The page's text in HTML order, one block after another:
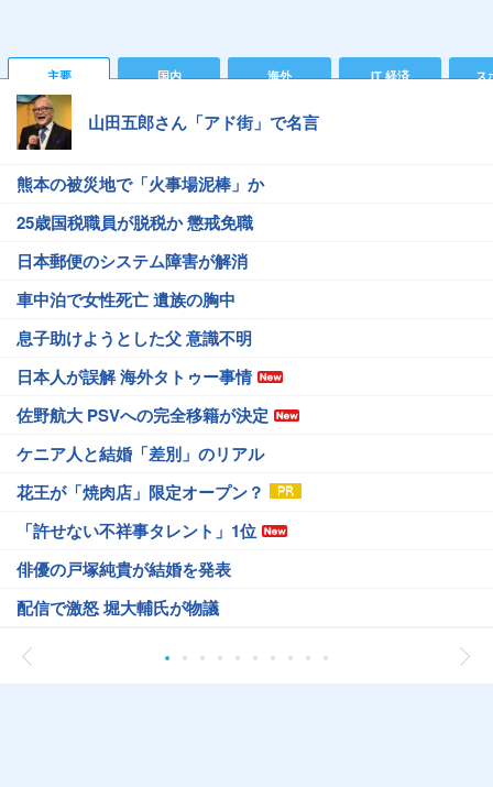
主要 国内 海外 IT 経済 ス
山田五郎さん「アド街」で名言
熊本の被災地で「火事場泥棒」か
25歳国税職員が脱税か 懲戒免職
日本郵便のシステム障害が解消
車中泊で女性死亡 遺族の胸中
息子助けようとした父 意識不明
日本人が誤解 海外タトゥー事情
佐野航大 PSVへの完全移籍が決定
ケニア人と結婚「差別」のリアル
花王が「焼肉店」限定オープン？
「許せない不祥事タレント」1位
俳優の戸塚純貴が結婚を発表
配信で激怒 堀大輔氏が物議